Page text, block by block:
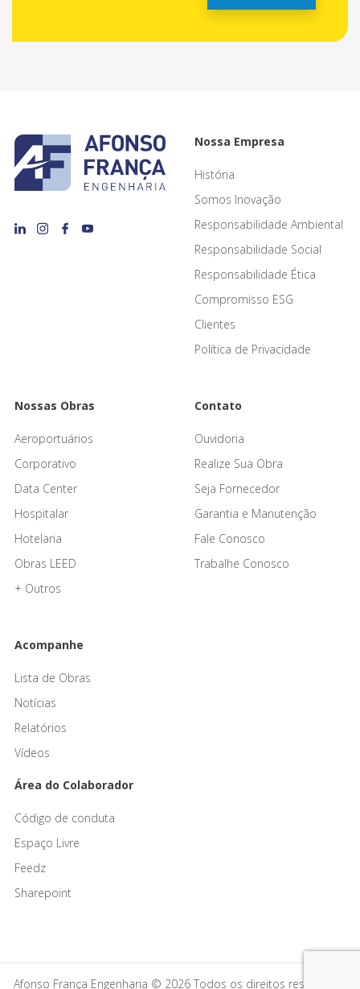
Nossa Empresa
História
Somos Inovação
Responsabilidade Ambiental
Responsabilidade Social
Responsabilidade Ética
Compromisso ESG
Clientes
Política de Privacidade
Nossas Obras
Aeroportuários
Corporativo
Data Center
Hospitalar
Hotelaria
Obras LEED
+ Outros
Contato
Ouvidoria
Realize Sua Obra
Seja Fornecedor
Garantia e Manutenção
Fale Conosco
Trabalhe Conosco
Acompanhe
Lista de Obras
Notícias
Relatórios
Vídeos
Área do Colaborador
Código de conduta
Espaço Livre
Feedz
Sharepoint
Afonso França Engenharia © 2026 Todos os direitos reservados